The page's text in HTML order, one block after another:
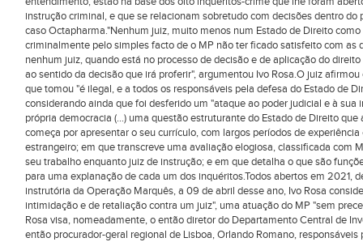
instrução criminal, e que se relacionam sobretudo com decisões dentro
caso Octapharma."Nenhum juiz, muito menos num Estado de Direito
criminalmente pelo simples facto de o MP não ter ficado satisfeito com as
nenhum juiz, quando está no processo de decisão e de aplicação do
ao sentido da decisão que irá proferir", argumentou Ivo Rosa.O juiz
que tomou "é ilegal, e a todos os responsáveis pela defesa do Estado de
considerando ainda que foi desferido um "ataque ao poder judicial e à
própria democracia (...) uma questão estruturante do Estado de Direito
começa por apresentar o seu currículo, com largos períodos de
estrangeiro; em que transcreve uma avaliação elogiosa, classificada com
seu trabalho enquanto juiz de instrução; e em que detalha o que são
para uma explanação de cada um dos inquéritos.Todos abertos em 2021,
instrutória da Operação Marquês, a 09 de abril desse ano, Ivo Rosa
intimidação e de retaliação contra um juiz", uma atuação do MP "sem
Rosa visa, nomeadamente, o então diretor do Departamento Central de
então procurador-geral regional de Lisboa, Orlando Romano,